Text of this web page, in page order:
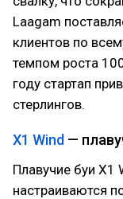
Laagam
клиентов по
темпом роста
году стартап
стерлингов.
X1 Wind —
Плавучие буи X1
настраиваются